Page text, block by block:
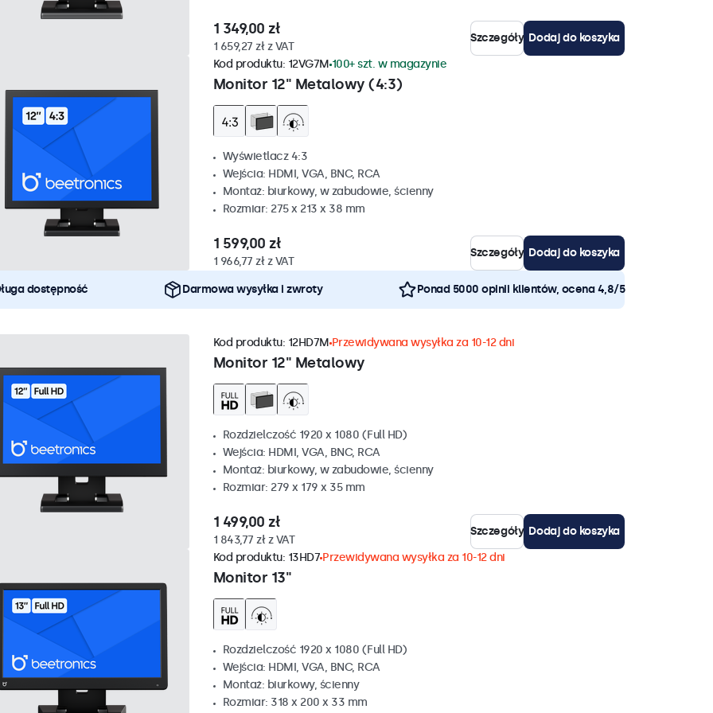
1 349,00 zł
1 659,27 zł z VAT
Szczegóły Dodaj do koszyka
Monitor 12" Metalowy (4:3)
Kod produktu: 12VG7M 100+ szt. w magazynie
Wyświetlacz 4:3
Wejścia: HDMI, VGA, BNC, RCA
Montaż: biurkowy, w zabudowie, ścienny
Rozmiar: 275 x 213 x 38 mm
1 599,00 zł
1 966,77 zł z VAT
Szczegóły Dodaj do koszyka
dostępność Darmowa wysyłka i zwroty Ponad 5000 opinii klientów, ocena 4,8/5
Monitor 12" Metalowy
Kod produktu: 12HD7M Przewidywana wysyłka za 10-12 dni
Rozdzielczość 1920 x 1080 (Full HD)
Wejścia: HDMI, VGA, BNC, RCA
Montaż: biurkowy, w zabudowie, ścienny
Rozmiar: 279 x 179 x 35 mm
1 499,00 zł
1 843,77 zł z VAT
Szczegóły Dodaj do koszyka
Monitor 13"
Kod produktu: 13HD7 Przewidywana wysyłka za 10-12 dni
Rozdzielczość 1920 x 1080 (Full HD)
Wejścia: HDMI, VGA, BNC, RCA
Montaż: biurkowy, ścienny
Rozmiar: 318 x 200 x 33 mm